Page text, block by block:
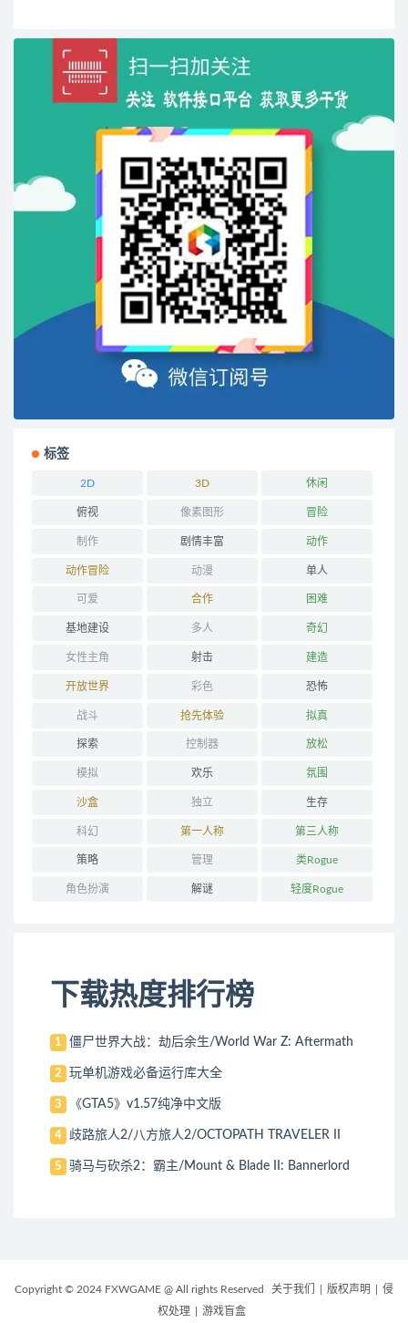
标签
2D 3D 休闲
俯视 像素图形 冒险
制作 剧情丰富 动作
动作冒险 动漫 单人
可爱 合作 困难
基地建设 多人 奇幻
女性主角 射击 建造
开放世界 彩色 恐怖
战斗 抢先体验 拟真
探索 控制器 放松
模拟 欢乐 氛围
沙盒 独立 生存
科幻 第一人称 第三人称
策略 管理 类Rogue
角色扮演 解谜 轻度Rogue
下载热度排行榜
1 僵尸世界大战：劫后余生/World War Z: Aftermath
2 玩单机游戏必备运行库大全
3 《GTA5》v1.57纯净中文版
4 歧路旅人2/八方旅人2/OCTOPATH TRAVELER II
5 骑马与砍杀2：霸主/Mount & Blade II: Bannerlord
Copyright © 2024 FXWGAME @ All rights Reserved 关于我们 版权声明
侵
权处理
游戏盲盒